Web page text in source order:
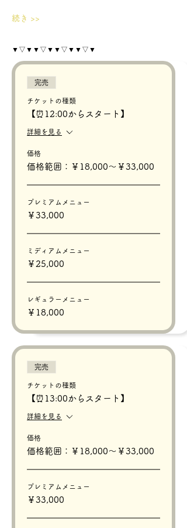
続き >>
▼▽▼▼▽▼▼▽▼▼▽▼
完売
チケットの種類
【⏰12:00からスタート】
詳細を見る
価格
価格範囲：￥18,000〜￥33,000
プレミアムメニュー
￥33,000
ミディアムメニュー
￥25,000
レギュラーメニュー
￥18,000
完売
チケットの種類
【⏰13:00からスタート】
詳細を見る
価格
価格範囲：￥18,000〜￥33,000
プレミアムメニュー
￥33,000